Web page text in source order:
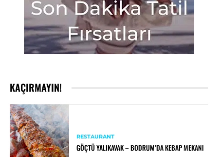
KAÇIRMAYIN!
RESTAURANT
GÖÇTÜ YALIKAVAK – BODRUM’DA KEBAP MEKANI